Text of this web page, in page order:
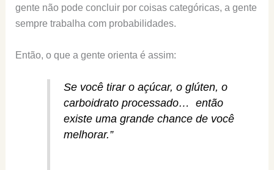
gente não pode concluir por coisas categóricas, a gente
sempre trabalha com probabilidades.
Então, o que a gente orienta é assim:
Se você tirar o açúcar, o glúten, o
carboidrato processado… então
existe uma grande chance de você
melhorar.”